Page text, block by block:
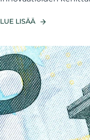
LUE LISÄÄ